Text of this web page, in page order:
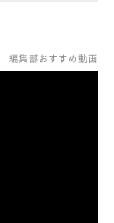
編集部おすすめ動画